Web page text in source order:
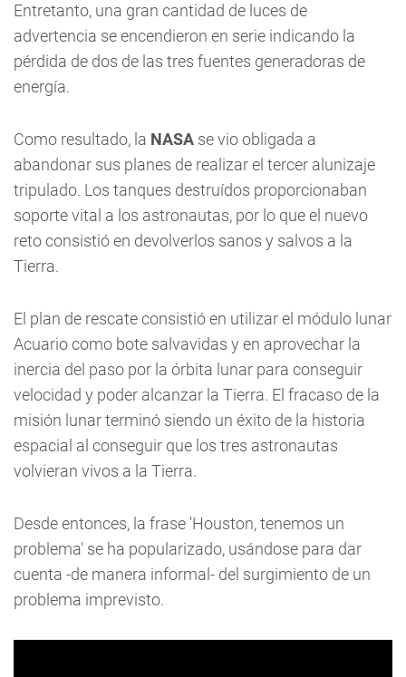
Entretanto, una gran cantidad de luces de
advertencia se encendieron en serie indicando la
pérdida de dos de las tres fuentes generadoras de
energía.
Como resultado, la NASA se vio obligada a
abandonar sus planes de realizar el tercer alunizaje
tripulado. Los tanques destruídos proporcionaban
soporte vital a los astronautas, por lo que el nuevo
reto consistió en devolverlos sanos y salvos a la
Tierra.
El plan de rescate consistió en utilizar el módulo lunar
Acuario como bote salvavidas y en aprovechar la
inercia del paso por la órbita lunar para conseguir
velocidad y poder alcanzar la Tierra. El fracaso de la
misión lunar terminó siendo un éxito de la historia
espacial al conseguir que los tres astronautas
volvieran vivos a la Tierra.
Desde entonces, la frase 'Houston, tenemos un
problema' se ha popularizado, usándose para dar
cuenta -de manera informal- del surgimiento de un
problema imprevisto.